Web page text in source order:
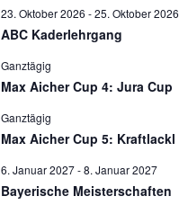
23. Oktober 2026 -25. Oktober 2026
ABC Kaderlehrgang
Ganztägig
Max Aicher Cup 4: Jura Cup
Ganztägig
Max Aicher Cup 5: Kraftlackl
6. Januar 2027-8. Januar 2027
Bayerische Meisterschaften